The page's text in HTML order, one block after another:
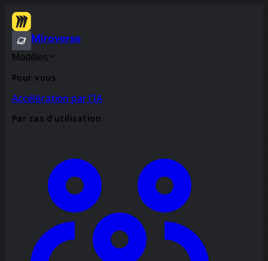
Miroverse
Modèles
Pour vous
Accélération par l’IA
Par cas d’utilisation